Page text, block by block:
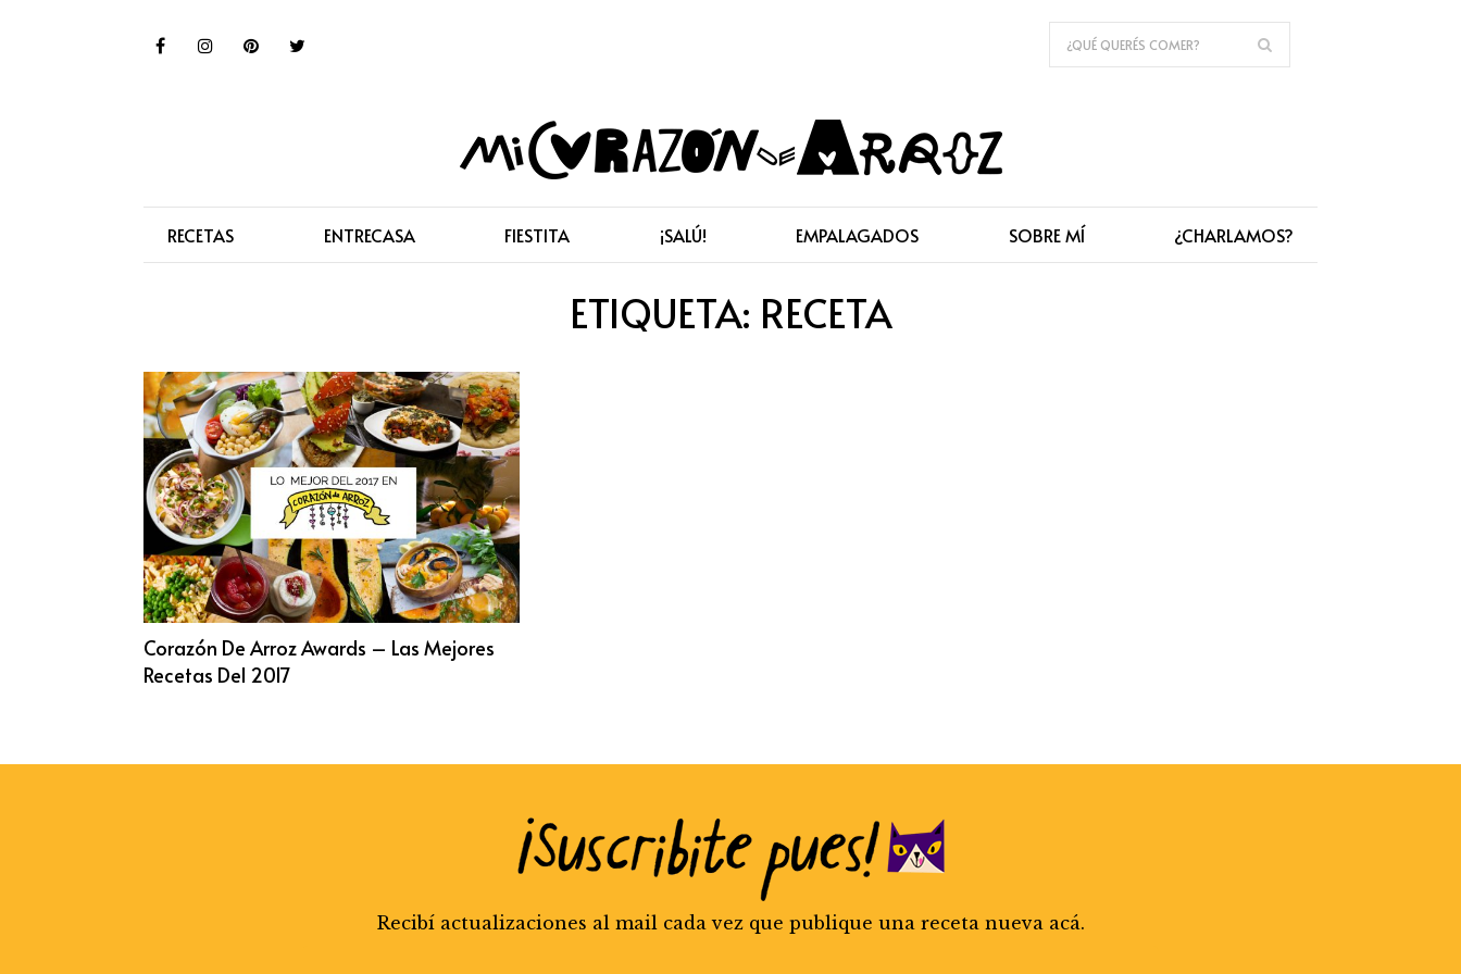
RECETAS ENTRECASA FIESTITA ¡SALÚ! EMPALAGADOS SOBRE MÍ ¿CHARLAMOS?
ETIQUETA: RECETA
Corazón De Arroz Awards – Las Mejores
Recetas Del 2017
Recibí actualizaciones al mail cada vez que publique una receta nueva acá.